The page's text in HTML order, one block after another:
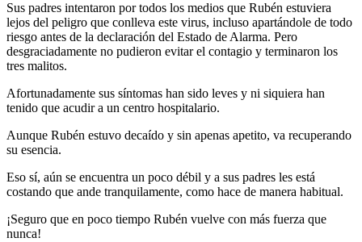
Sus padres intentaron por todos los medios que Rubén estuviera
lejos del peligro que conlleva este virus, incluso apartándole de todo
riesgo antes de la declaración del Estado de Alarma. Pero
desgraciadamente no pudieron evitar el contagio y terminaron los
tres malitos.
Afortunadamente sus síntomas han sido leves y ni siquiera han
tenido que acudir a un centro hospitalario.
Aunque Rubén estuvo decaído y sin apenas apetito, va recuperando
su esencia.
Eso sí, aún se encuentra un poco débil y a sus padres les está
costando que ande tranquilamente, como hace de manera habitual.
¡Seguro que en poco tiempo Rubén vuelve con más fuerza que
nunca!